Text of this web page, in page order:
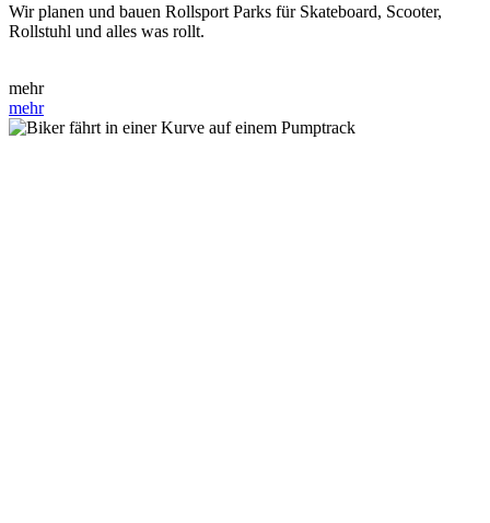
Wir planen und bauen Rollsport Parks für Skateboard, Scooter,
Rollstuhl und alles was rollt.
mehr
mehr